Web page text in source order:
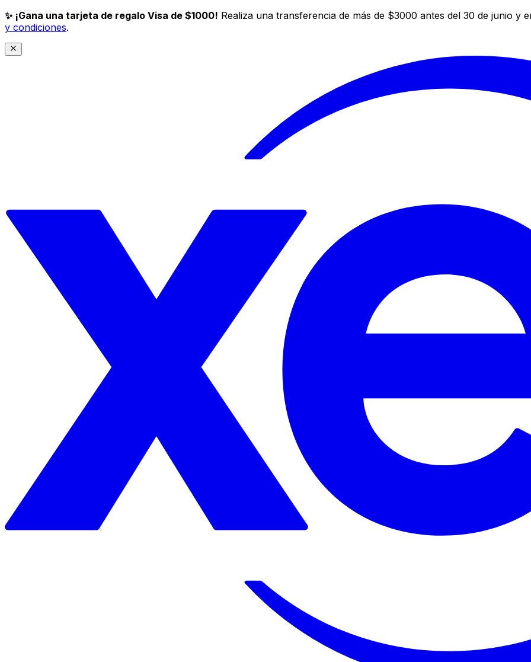
✨ ¡Gana una tarjeta de regalo Visa de $1000! Realiza una transferencia de más de $3000 antes del 30 de junio y
y condiciones.